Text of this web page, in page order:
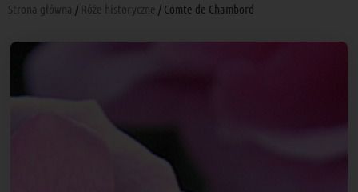
Strona główna / Róże historyczne / Comte de Chambord